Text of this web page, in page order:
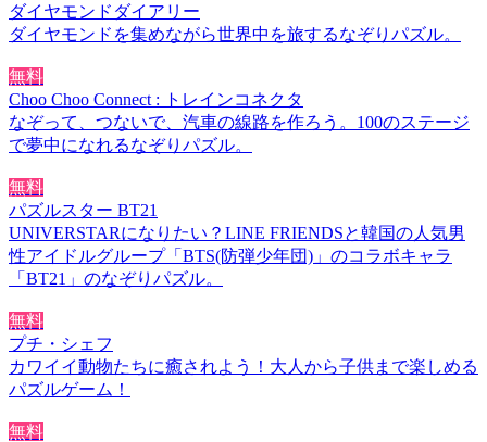
ダイヤモンドダイアリー
ダイヤモンドを集めながら世界中を旅するなぞりパズル。
無料
Choo Choo Connect : トレインコネクタ
なぞって、つないで、汽車の線路を作ろう。100のステージ
で夢中になれるなぞりパズル。
無料
パズルスター BT21
UNIVERSTARになりたい？LINE FRIENDSと韓国の人気男
性アイドルグループ「BTS(防弾少年団)」のコラボキャラ
「BT21」のなぞりパズル。
無料
プチ・シェフ
カワイイ動物たちに癒されよう！大人から子供まで楽しめる
パズルゲーム！
無料